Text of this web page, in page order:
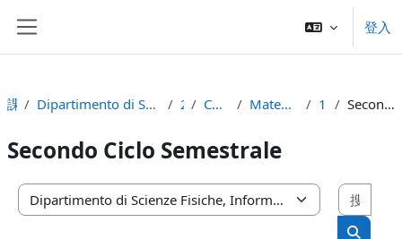
登入
課程 Dipartimento di Scienze Fisiche, Informatiche e Matematiche 2023 Corso di Laurea Matematica (D.M. 270/04) 1° anno Secondo Ciclo Semestrale
Secondo Ciclo Semestrale
課程類別